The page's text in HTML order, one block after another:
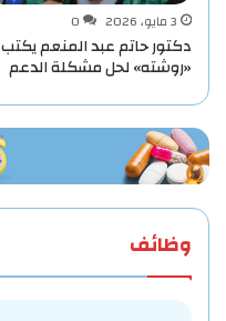
3 مايو، 2026 0
دكتور حاتم عبد المنعم يكتب
«روشته» لحل مشكلة الدعم
وظائف